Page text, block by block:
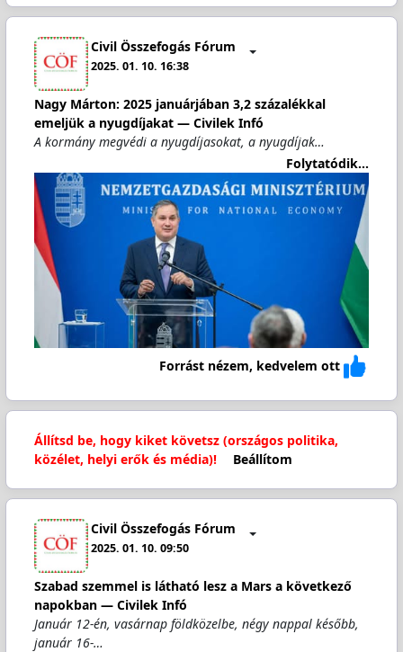
Civil Összefogás Fórum
2025. 01. 10. 16:38
Nagy Márton: 2025 januárjában 3,2 százalékkal
emeljük a nyugdíjakat — Civilek Infó
A kormány megvédi a nyugdíjasokat, a nyugdíjak…
Folytatódik...
Forrást nézem, kedvelem ott
Állítsd be, hogy kiket követsz (országos politika,
közélet, helyi erők és média)!
Beállítom
Civil Összefogás Fórum
2025. 01. 10. 09:50
Szabad szemmel is látható lesz a Mars a következő
napokban — Civilek Infó
Január 12-én, vasárnap földközelbe, négy nappal később,
január 16-…